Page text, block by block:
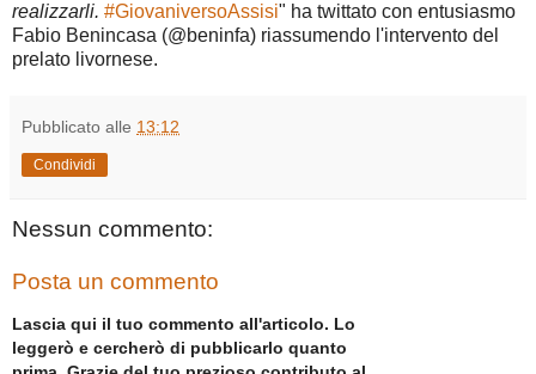
realizzarli. #GiovaniversoAssisi" ha twittato con entusiasmo
Fabio Benincasa (@beninfa) riassumendo l'intervento del
prelato livornese.
Pubblicato alle 13:12
Condividi
Nessun commento:
Posta un commento
Lascia qui il tuo commento all'articolo. Lo
leggerò e cercherò di pubblicarlo quanto